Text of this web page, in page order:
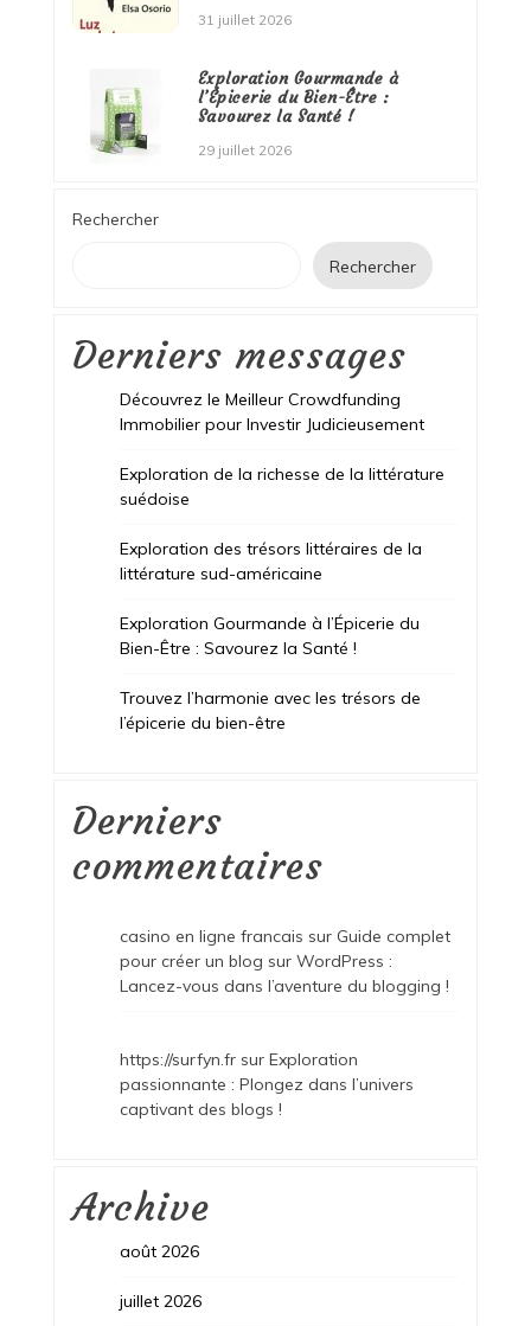
31 juillet 2026
Exploration Gourmande à
l’Épicerie du Bien-Être :
Savourez la Santé !
29 juillet 2026
Rechercher
Rechercher
Derniers messages
Découvrez le Meilleur Crowdfunding
Immobilier pour Investir Judicieusement
Exploration de la richesse de la littérature
suédoise
Exploration des trésors littéraires de la
littérature sud-américaine
Exploration Gourmande à l’Épicerie du
Bien-Être : Savourez la Santé !
Trouvez l’harmonie avec les trésors de
l’épicerie du bien-être
Derniers
commentaires
casino en ligne francais sur Guide complet
pour créer un blog sur WordPress :
Lancez-vous dans l’aventure du blogging !
https://surfyn.frsur Exploration
passionnante : Plongez dans l’univers
captivant des blogs !
Archive
août 2026
juillet 2026